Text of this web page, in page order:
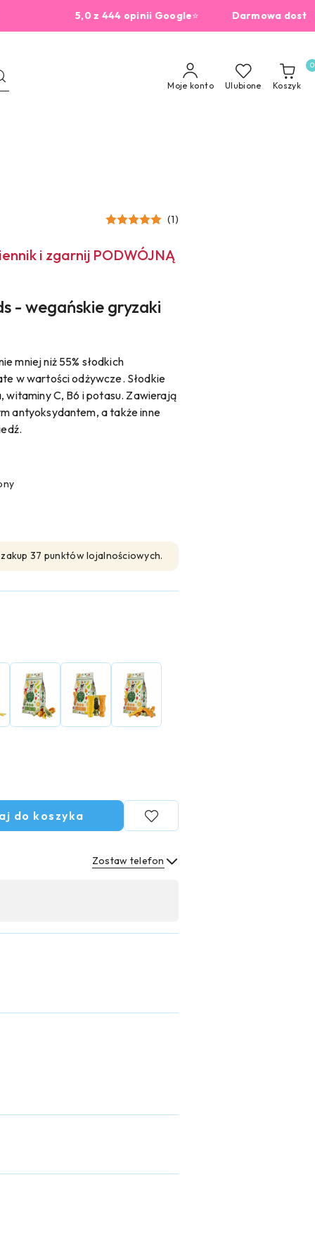
5,0 z 444 opinii Google ⭐Darmowa dostawa od
Moje konto Ulubione Koszyk
0
(1)
i zgarnij PODWÓJNĄ
- wegańskie gryzaki
mniej niż 55% słodkich
w wartości odżywcze. Słodkie
witaminy C, B6 i potasu. Zawierają
antyoksydantem, a także inne
37 punktów lojalnościowych.
do koszyka
Zostaw telefon